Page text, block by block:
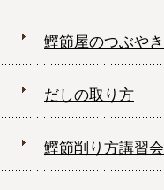
鰹節屋のつぶやき
だしの取り方
鰹節削り方講習会